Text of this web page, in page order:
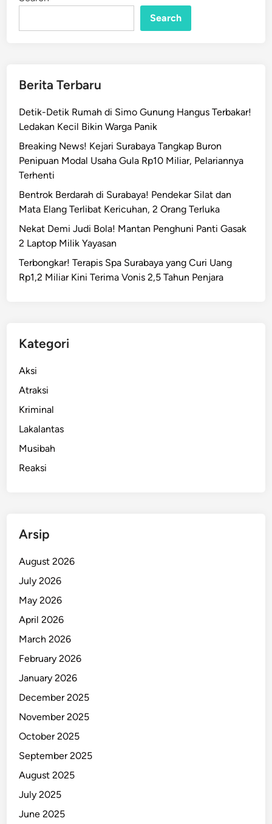
Search
Berita Terbaru
Detik-Detik Rumah di Simo Gunung Hangus Terbakar!
Ledakan Kecil Bikin Warga Panik
Breaking News! Kejari Surabaya Tangkap Buron
Penipuan Modal Usaha Gula Rp10 Miliar, Pelariannya
Terhenti
Bentrok Berdarah di Surabaya! Pendekar Silat dan
Mata Elang Terlibat Kericuhan, 2 Orang Terluka
Nekat Demi Judi Bola! Mantan Penghuni Panti Gasak
2 Laptop Milik Yayasan
Terbongkar! Terapis Spa Surabaya yang Curi Uang
Rp1,2 Miliar Kini Terima Vonis 2,5 Tahun Penjara
Kategori
Aksi
Atraksi
Kriminal
Lakalantas
Musibah
Reaksi
Arsip
August 2026
July 2026
May 2026
April 2026
March 2026
February 2026
January 2026
December 2025
November 2025
October 2025
September 2025
August 2025
July 2025
June 2025